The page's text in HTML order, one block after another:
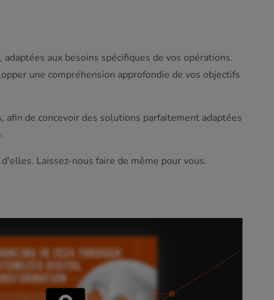
aux besoins spécifiques de vos opérations.
une compréhension approfondie de vos objectifs
de concevoir des solutions parfaitement adaptées
Laissez-nous faire de même pour vous.